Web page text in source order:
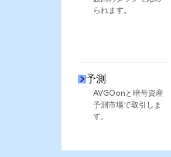
られます。
予測
AVGOonと暗号資産
予測市場で取引しま
す。